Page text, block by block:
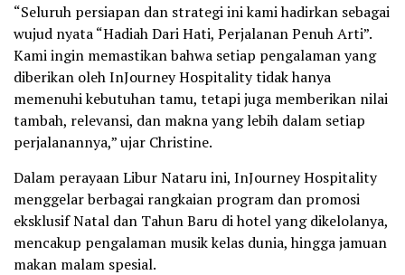
“Seluruh persiapan dan strategi ini kami hadirkan sebagai
wujud nyata “Hadiah Dari Hati, Perjalanan Penuh Arti”.
Kami ingin memastikan bahwa setiap pengalaman yang
diberikan oleh InJourney Hospitality tidak hanya
memenuhi kebutuhan tamu, tetapi juga memberikan nilai
tambah, relevansi, dan makna yang lebih dalam setiap
perjalanannya,” ujar Christine.
Dalam perayaan Libur Nataru ini, InJourney Hospitality
menggelar berbagai rangkaian program dan promosi
eksklusif Natal dan Tahun Baru di hotel yang dikelolanya,
mencakup pengalaman musik kelas dunia, hingga jamuan
makan malam spesial.